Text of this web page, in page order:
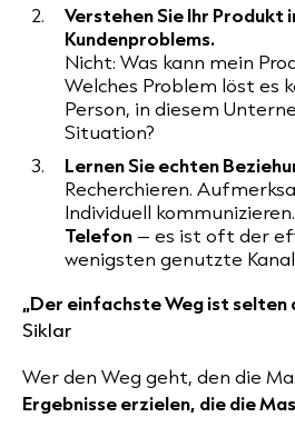
Verstehen Sie Ihr Produkt
Kundenproblems.
Nicht: Was kann mein
Welches Problem löst es
Person, in diesem
Situation?
Lernen Sie echten
Recherchieren.
Individuell
Telefon – es ist oft der
wenigsten genutzte
„Der einfachste Weg ist selten
Siklar
Wer den Weg geht, den die
Ergebnisse erzielen, die die